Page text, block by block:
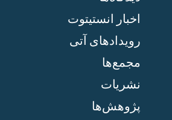
اخبار انستیتوت
رویدادهای آتی
مجمع‌ها
نشریات
پژوهش‌ها